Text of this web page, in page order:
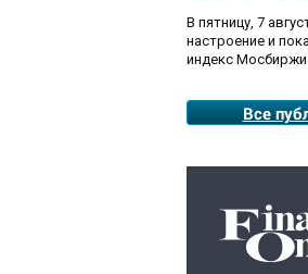
В пятницу, 7
настроение и
индекс Мосбиржи
Все